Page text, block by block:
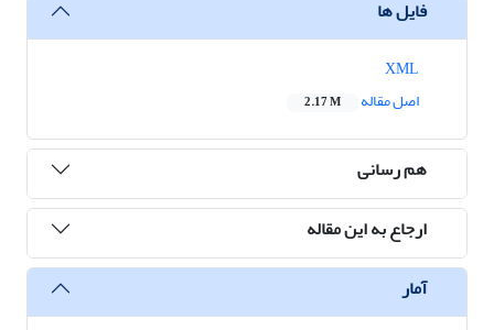
فایل ها
اصل مقاله
2.17 M
هم رسانی
ارجاع به این مقاله
آمار